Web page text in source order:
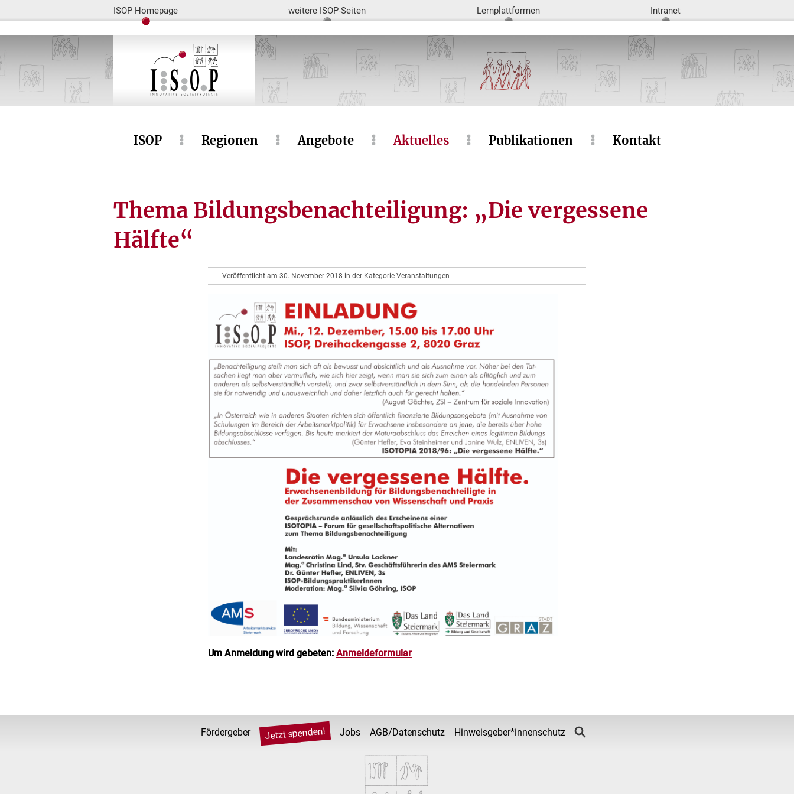
ISOP Homepage weitere ISOP-Seiten Lernplattformen Intranet
ISOP Regionen Angebote Aktuelles Publikationen Kontakt
Thema Bildungsbenachteiligung: „Die vergessene
Hälfte“
Veröffentlicht am 30. November 2018 in der Kategorie Veranstaltungen
Um Anmeldung wird gebeten: Anmeldeformular
Fördergeber Jetzt spenden! Jobs AGB/Datenschutz Hinweisgeber*innenschutz